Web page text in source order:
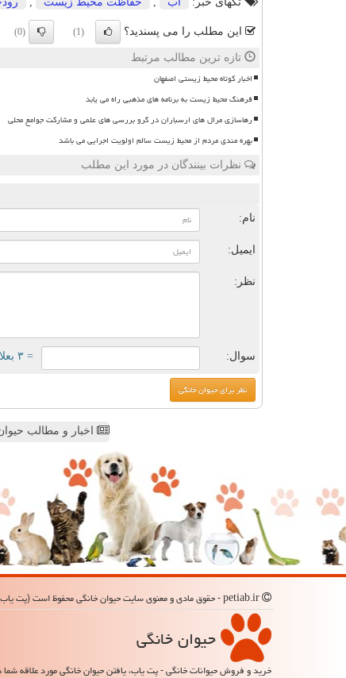
این مطلب را می پسندید؟ (1)
(0)
تازه ترین مطالب مرتبط
اخبار کوتاه محیط زیستی اصفهان
فرهنگ محیط زیست به برنامه های مذهبی راه می یابد
رهاسازی مرال های ارسباران در گرو بررسی های علمی و مشارکت جوامع محلی
بهره مندی مردم از محیط زیست سالم اولویت اجرایی می باشد
نظرات بینندگان در مورد این مطلب
نام:
ایمیل:
نظر:
سوال: = ۳ بعلاوه ۱
اخبار و مطالب
حیوان خانگی
خرید و فروش حیوانات خانگی - پت یاب، یافتن حیوان خانگی مورد علاقه